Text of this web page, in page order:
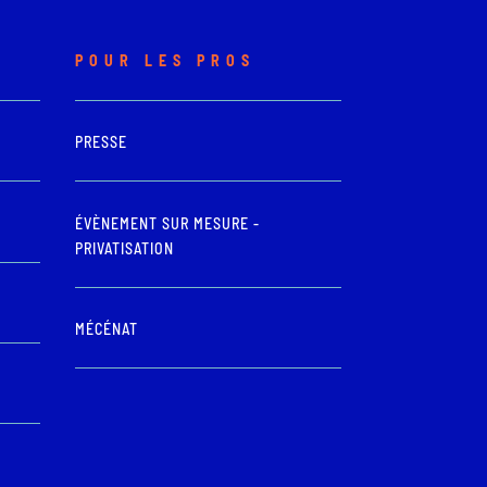
POUR LES PROS
PRESSE
ÉVÈNEMENT SUR MESURE -
PRIVATISATION
MÉCÉNAT